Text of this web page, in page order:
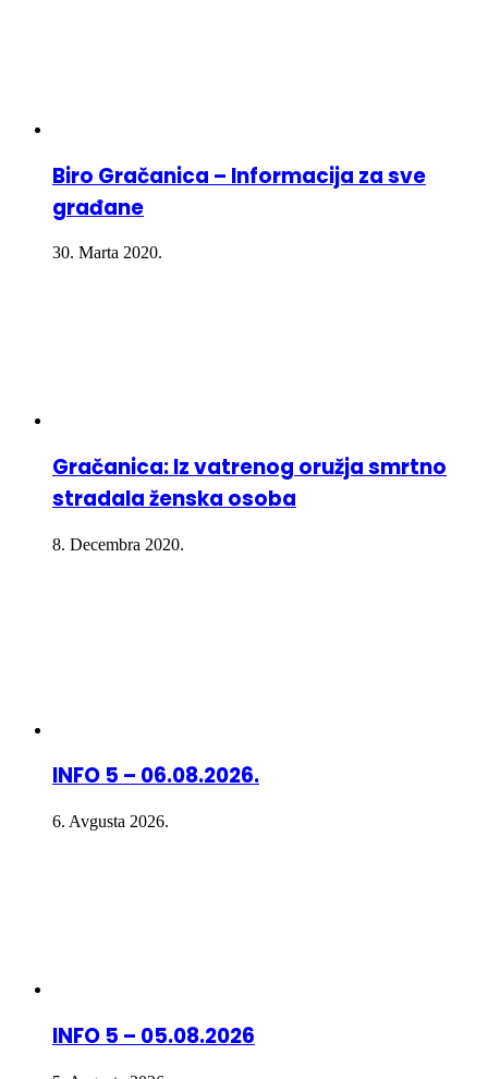
Biro Gračanica – Informacija za sve
građane
30. Marta 2020.
Gračanica: Iz vatrenog oružja smrtno
stradala ženska osoba
8. Decembra 2020.
INFO 5 – 06.08.2026.
6. Avgusta 2026.
INFO 5 – 05.08.2026